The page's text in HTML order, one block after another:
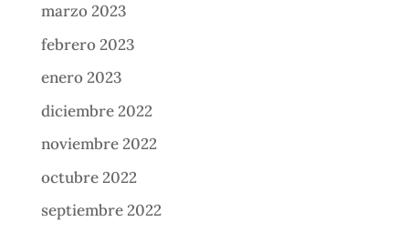
marzo 2023
febrero 2023
enero 2023
diciembre 2022
noviembre 2022
octubre 2022
septiembre 2022